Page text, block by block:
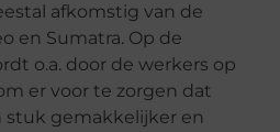
afkomstig van de
en Sumatra. Op de
o.a. door de werkers op
er voor te zorgen dat
stuk gemakkelijker en